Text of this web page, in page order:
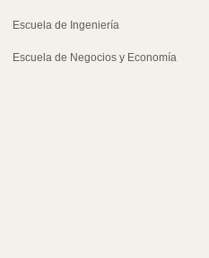
Escuela de Ingeniería
Escuela de Negocios y Economía